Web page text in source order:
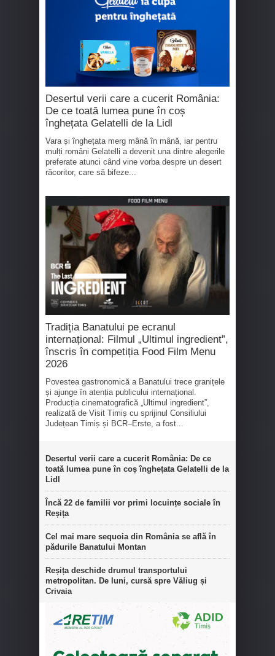
Desertul verii care a cucerit România:
De ce toată lumea pune în coș
înghețata Gelatelli de la Lidl
Vara și înghețata merg mână în mână, iar pentru
mulți români Gelatelli a devenit una dintre alegerile
preferate atunci când vine vorba despre un desert
răcoritor, care să bifeze...
Tradiția Banatului pe ecranul
internațional: Filmul „Ultimul ingredient”,
înscris în competiția Food Film Menu
2026
Povestea gastronomică a Banatului trece granițele
și ajunge în atenția publicului internațional.
Producția cinematografică „Ultimul ingredient”,
realizată de Visit Timiș cu sprijinul Consiliului
Județean Timiș și BCR–Erste, a fost...
Desertul verii care a cucerit România: De ce
toată lumea pune în coș înghețata Gelatelli de la
Lidl
Încă 22 de familii vor primi locuințe sociale în
Reșița
Cel mai mare sequoia din România se află în
pădurile Banatului Montan
Reșița deschide drumul transportului
metropolitan. De luni, cursă spre Văliug și
Crivaia